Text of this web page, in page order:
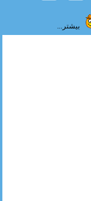
بیشتر...